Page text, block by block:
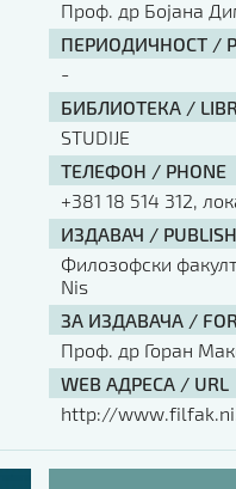
Проф. др Бојана
ПЕРИОДИЧНОСТ /
-
БИБЛИОТЕКА /
STUDIJE
ТЕЛЕФОН / PHONE
+381 18 514 312,
ИЗДАВАЧ /
Филозофски
Nis
ЗА ИЗДАВАЧА / FOR
Проф. др Горан
WEB АДРЕСА / URL
http://